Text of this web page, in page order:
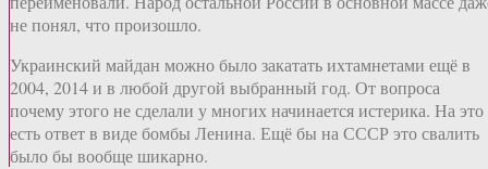
не понял, что произошло.
Украинский майдан можно было закатать ихтамнетами ещё в
2004, 2014 и в любой другой выбранный год. От вопроса
почему этого не сделали у многих начинается истерика. На это
есть ответ в виде бомбы Ленина. Ещё бы на СССР это свалить
было бы вообще шикарно.